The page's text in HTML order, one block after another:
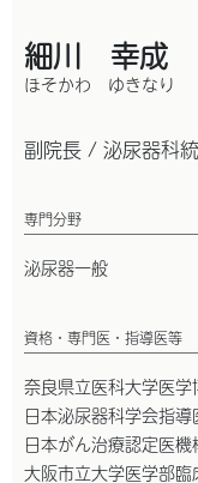
細川 幸成
ほそかわ ゆきなり
副院長 / 泌尿器科
専門分野
泌尿器一般
資格・専門医・指導医等
奈良県立医科大学医学
日本泌尿器科学会指
日本がん治療認定医
大阪市立大学医学部臨